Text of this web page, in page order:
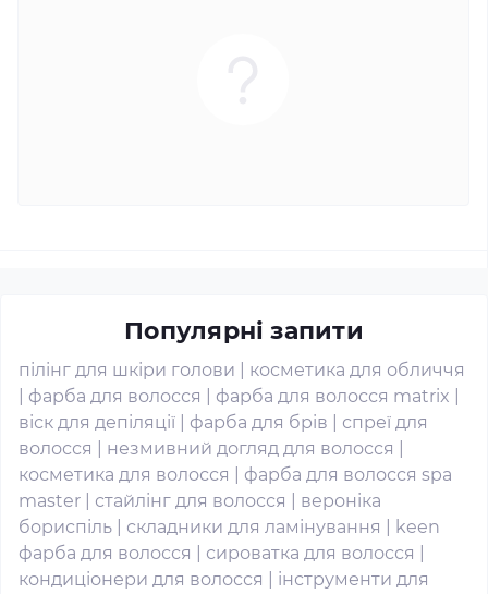
Популярні запити
пілінг для шкіри голови
косметика для обличчя
фарба для волосся фарба для волосся matrix
віск для депіляції
фарба для брів
спреї для
волосся
незмивний догляд для волосся
косметика для волосся
фарба для волосся spa
master
стайлінг для волосся
вероніка
бориспіль
складники для ламінування
keen
фарба для волосся
сироватка для волосся
кондиціонери для волосся
інструменти для